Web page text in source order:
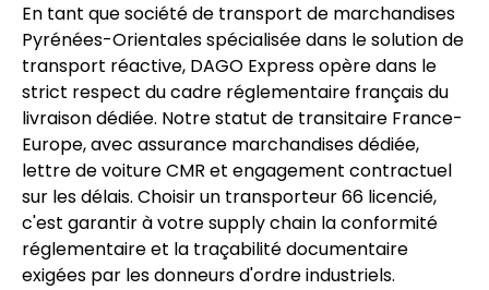
En tant que société de transport de marchandises
Pyrénées-Orientales spécialisée dans le solution de
transport réactive, DAGO Express opère dans le
strict respect du cadre réglementaire français du
livraison dédiée. Notre statut de transitaire France-
Europe, avec assurance marchandises dédiée,
lettre de voiture CMR et engagement contractuel
sur les délais. Choisir un transporteur 66 licencié,
c'est garantir à votre supply chain la conformité
réglementaire et la traçabilité documentaire
exigées par les donneurs d'ordre industriels.